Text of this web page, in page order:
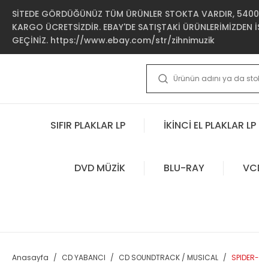
SİTEDE GÖRDÜĞÜNÜZ TÜM ÜRÜNLER STOKTA VARDIR, 5400
KARGO ÜCRETSİZDİR. EBAY'DE SATIŞTAKİ ÜRÜNLERİMİZDEN
GEÇİNİZ. https://www.ebay.com/str/zihnimuzik
SIFIR PLAKLAR LP İKİNCİ EL PLAKLAR LP
DVD MÜZİK BLU-RAY
Anasayfa CD YABANCI CD SOUNDTRACK / MUSICAL